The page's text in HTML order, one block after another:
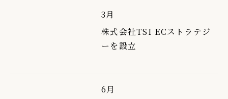
3月
株式会社TSI ECストラテジ
ーを設立
6月